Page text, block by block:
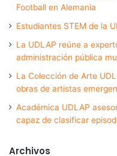
Football en Alemania
Estudiantes STEM de la
La UDLAP reúne a
administración pública
La Colección de Arte
obras de artistas
Académica UDLAP
capaz de clasificar
Archivos